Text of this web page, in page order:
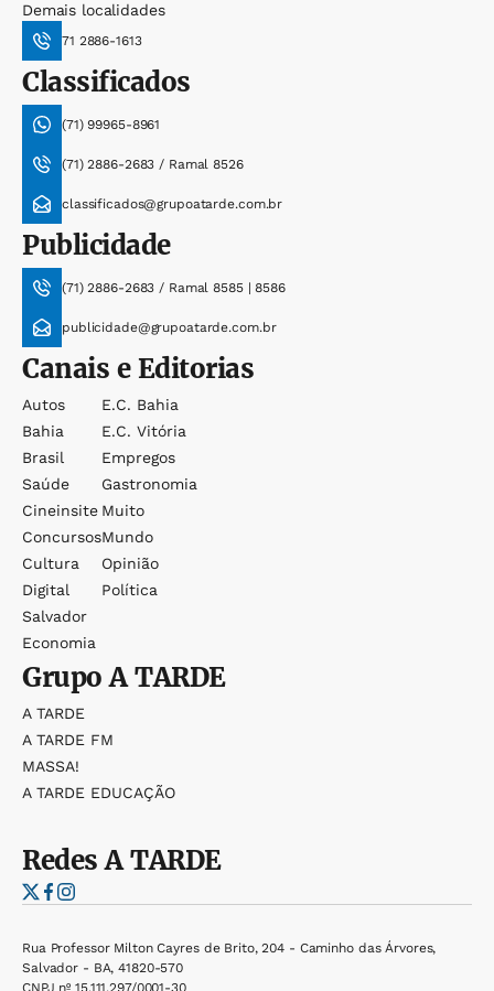
Demais localidades
71 2886-1613
Classificados
(71) 99965-8961
(71) 2886-2683 / Ramal 8526
classificados@grupoatarde.com.br
Publicidade
(71) 2886-2683 / Ramal 8585 | 8586
publicidade@grupoatarde.com.br
Canais e Editorias
Autos
Bahia
Brasil
Saúde
Cineinsite
Concursos
Cultura
Digital
Salvador
Economia
E.c. Bahia
E.c. Vitória
Empregos
Gastronomia
Muito
Mundo
Opinião
Política
GrupoA TARDE
A TARDE
A TARDE FM
MASSA!
A TARDE EDUCAÇÃO
RedesA TARDE
Rua Professor Milton Cayres de Brito, 204 - Caminho das Árvores,
Salvador - BA, 41820-570
CNPJ nº 15.111.297/0001-30